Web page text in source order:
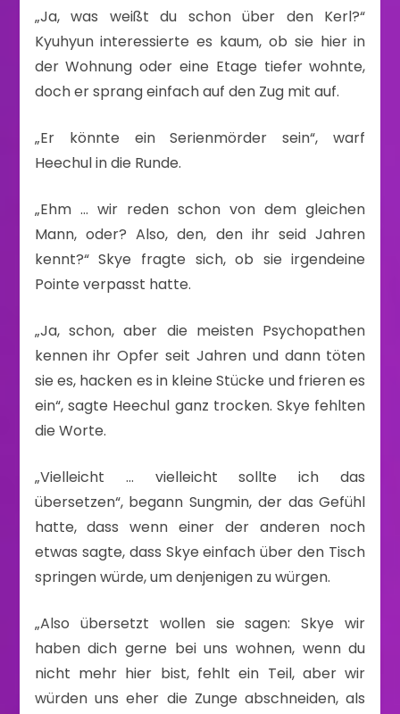
„Ja, was weißt du schon über den Kerl?“
Kyuhyun interessierte es kaum, ob sie hier in
der Wohnung oder eine Etage tiefer wohnte,
doch er sprang einfach auf den Zug mit auf.
„Er könnte ein Serienmörder sein“, warf
Heechul in die Runde.
„Ehm … wir reden schon von dem gleichen
Mann, oder? Also, den, den ihr seid Jahren
kennt?“ Skye fragte sich, ob sie irgendeine
Pointe verpasst hatte.
„Ja, schon, aber die meisten Psychopathen
kennen ihr Opfer seit Jahren und dann töten
sie es, hacken es in kleine Stücke und frieren es
ein“, sagte Heechul ganz trocken. Skye fehlten
die Worte.
„Vielleicht … vielleicht sollte ich das
übersetzen“, begann Sungmin, der das Gefühl
hatte, dass wenn einer der anderen noch
etwas sagte, dass Skye einfach über den Tisch
springen würde, um denjenigen zu würgen.
„Also übersetzt wollen sie sagen: Skye wir
haben dich gerne bei uns wohnen, wenn du
nicht mehr hier bist, fehlt ein Teil, aber wir
würden uns eher die Zunge abschneiden, als